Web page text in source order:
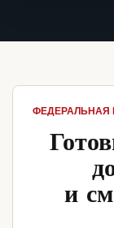
ФЕДЕРАЛЬНАЯ
и